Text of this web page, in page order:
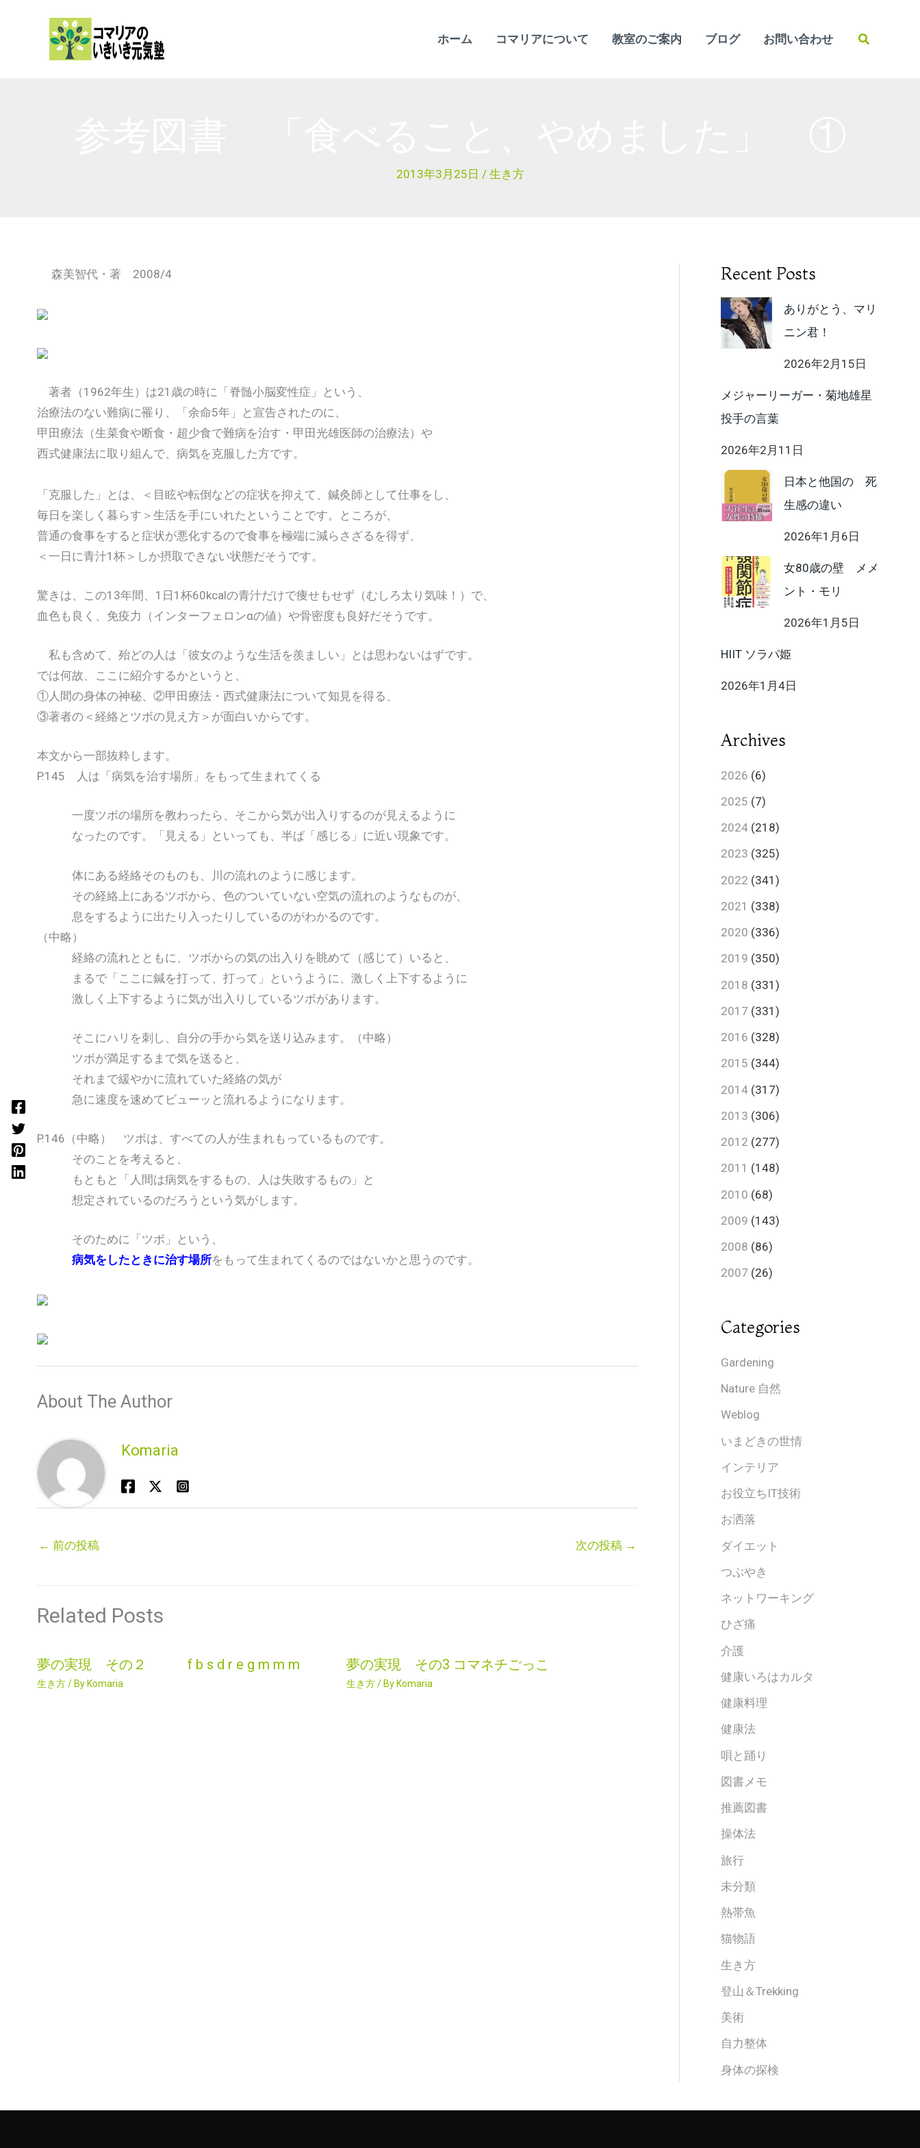
ホーム コマリアについて 教室のご案内 ブログ お問い合わせ
検
2013年3月25日 / 生き方
森美智代・著 2008/4
著者（1962年生）は21歳の時に「脊髄小脳変性症」という、
治療法のない難病に罹り、「余命5年」と宣告されたのに、
甲田療法（生菜食や断食・超少食で難病を治す・甲田光雄医師の治療法）や
西式健康法に取り組んで、病気を克服した方です。
「克服した」とは、＜目眩や転倒などの症状を抑えて、鍼灸師として仕事をし、
毎日を楽しく暮らす＞生活を手にいれたということです。ところが、
普通の食事をすると症状が悪化するので食事を極端に減らさざるを得ず、
＜一日に青汁1杯＞しか摂取できない状態だそうです。
驚きは、この13年間、1日1杯60kcalの青汁だけで痩せもせず（むしろ太り気味！）で、
血色も良く、免疫力（インターフェロンαの値）や骨密度も良好だそうです。
私も含めて、殆どの人は「彼女のような生活を羨ましい」とは思わないはずです。
では何故、ここに紹介するかというと、
①人間の身体の神秘、②甲田療法・西式健康法について知見を得る、
③著者の＜経絡とツボの見え方＞が面白いからです。
本文から一部抜粋します。
P.145 人は「病気を治す場所」をもって生まれてくる
一度ツボの場所を教わったら、そこから気が出入りするのが見えるように
なったのです。「見える」といっても、半ば「感じる」に近い現象です。
体にある経絡そのものも、川の流れのように感じます。
その経絡上にあるツボから、色のついていない空気の流れのようなものが、
息をするように出たり入ったりしているのがわかるのです。
（中略）
経絡の流れとともに、ツボからの気の出入りを眺めて（感じて）いると、
まるで「ここに鍼を打って、打って」というように、激しく上下するように
激しく上下するように気が出入りしているツボがあります。
そこにハリを刺し、自分の手から気を送り込みます。（中略）
ツボが満足するまで気を送ると、
それまで緩やかに流れていた経絡の気が
急に速度を速めてビューッと流れるようになります。
P.146（中略） ツボは、すべての人が生まれもっているものです。
そのことを考えると、
もともと「人間は病気をするもの、人は失敗するもの」と
想定されているのだろうという気がします。
そのために「ツボ」という、
病気をしたときに治す場所をもって生まれてくるのではないかと思うのです。
About The Author
Komaria
← 前の投稿 次の投稿 →
Related Posts
夢の実現 その２ f b s d r e g m m m
生き方/ ByKomaria
夢の実現 その3 コマネチごっこ
生き方/ ByKomaria
Recent Posts
ありがとう、マリ
ニン君！
2026年2月15日
メジャーリーガー・菊地雄星
投手の言葉
2026年2月11日
日本と他国の 死
生感の違い
2026年1月6日
女80歳の壁 メメ
ント・モリ
2026年1月5日
HIIT ソラパ姫
2026年1月4日
Archives
2026 (6)
2025 (7)
2024 (218)
2023 (325)
2022 (341)
2021 (338)
2020 (336)
2019 (350)
2018 (331)
2017 (331)
2016 (328)
2015 (344)
2014 (317)
2013 (306)
2012 (277)
2011 (148)
2010 (68)
2009 (143)
2008 (86)
2007 (26)
Categories
Gardening
Nature 自然
Weblog
いまどきの世情
インテリア
お役立ちIT技術
お洒落
ダイエット
つぶやき
ネットワーキング
ひざ痛
介護
健康いろはカルタ
健康料理
健康法
唄と踊り
図書メモ
推薦図書
操体法
旅行
未分類
熱帯魚
猫物語
生き方
登山＆Trekking
美術
自力整体
身体の探検